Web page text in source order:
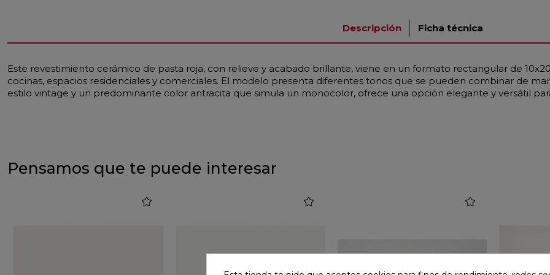
Descripción Ficha técnica
Este revestimiento cerámico de pasta roja, con relieve y acabado brillante, viene en un formato rectangular de
cocinas, espacios residenciales y comerciales. El modelo presenta diferentes tonos que se pueden combinar de
estilo vintage y un predominante color antracita que simula un monocolor, ofrece una opción elegante y versátil
Pensamos que te puede interesar
favorite favorite